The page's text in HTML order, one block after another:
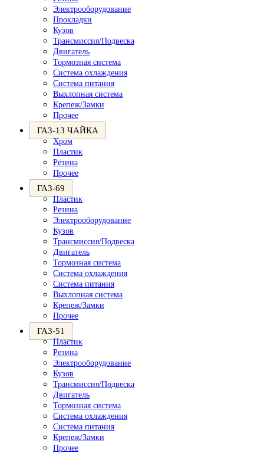
Электрооборудование
Прокладки
Кузов
Трансмиссия/Подвеска
Двигатель
Тормозная система
Система охлаждения
Система питания
Выхлопная система
Крепеж/Замки
Прочее
ГАЗ-13 ЧАЙКА
Хром
Пластик
Резина
Прочее
ГАЗ-69
Пластик
Резина
Электрооборудование
Кузов
Трансмиссия/Подвеска
Двигатель
Тормозная система
Система охлаждения
Система питания
Выхлопная система
Крепеж/Замки
Прочее
ГАЗ-51
Пластик
Резина
Электрооборудование
Кузов
Трансмиссия/Подвеска
Двигатель
Тормозная система
Система охлаждения
Система питания
Крепеж/Замки
Прочее